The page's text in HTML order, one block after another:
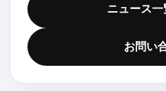
ニュース一
お問い